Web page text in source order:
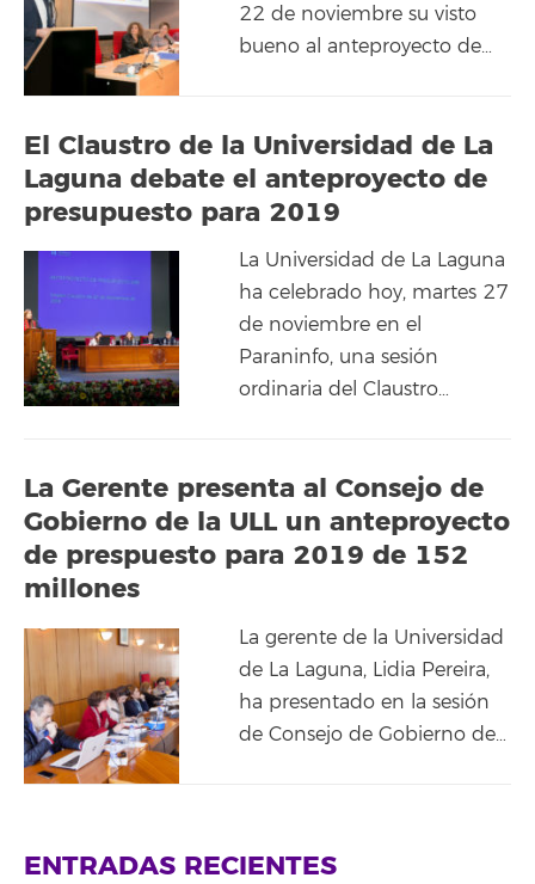
22 de noviembre su visto
bueno al anteproyecto de…
El Claustro de la Universidad de La
Laguna debate el anteproyecto de
presupuesto para 2019
La Universidad de La Laguna
ha celebrado hoy, martes 27
de noviembre en el
Paraninfo, una sesión
ordinaria del Claustro…
La Gerente presenta al Consejo de
Gobierno de la ULL un anteproyecto
de prespuesto para 2019 de 152
millones
La gerente de la Universidad
de La Laguna, Lidia Pereira,
ha presentado en la sesión
de Consejo de Gobierno de…
ENTRADAS RECIENTES